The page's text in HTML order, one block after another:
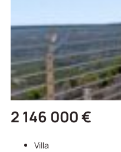
2 146 000 €
Villa